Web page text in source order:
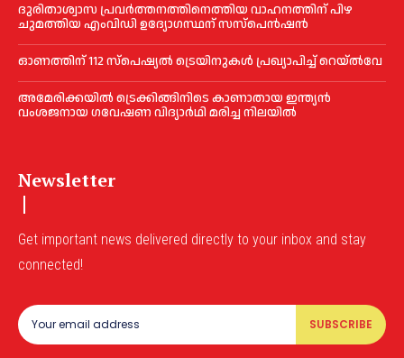
ദുരിതാശ്വാസ പ്രവര്‍ത്തനത്തിനെത്തിയ വാഹനത്തിന് പിഴ
ചുമത്തിയ എംവിഡി ഉദ്യോഗസ്ഥന് സസ്പെൻഷൻ
ഓണത്തിന് 112 സ്പെഷ്യല്‍ ട്രെയിനുകള്‍ പ്രഖ്യാപിച്ച്‌ റെയ്ല്‍വേ
അമേരിക്കയില്‍ ട്രെക്കിങ്ങിനിടെ കാണാതായ ഇന്ത്യൻ
വംശജനായ ഗവേഷണ വിദ്യാര്‍ഥി മരിച്ച നിലയില്‍
Newsletter
Get important news delivered directly to your inbox and stay
connected!
SUBSCRIBE